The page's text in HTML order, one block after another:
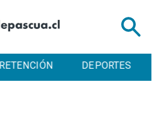
CULTURA